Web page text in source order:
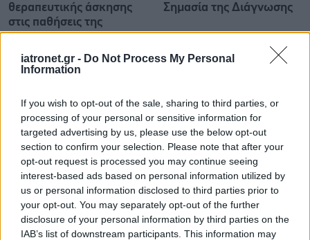
iatronet.gr - Do Not Process My Personal
Information
If you wish to opt-out of the sale, sharing to third parties, or
processing of your personal or sensitive information for
targeted advertising by us, please use the below opt-out
section to confirm your selection. Please note that after your
opt-out request is processed you may continue seeing
interest-based ads based on personal information utilized by
us or personal information disclosed to third parties prior to
your opt-out. You may separately opt-out of the further
disclosure of your personal information by third parties on the
IAB’s list of downstream participants. This information may
θεραπευτικής άσκησης
στις παθήσεις της
σπονδυλικής στήλης
Σημασία της Διάγνωσης
Παρασκευή, 04 Ιανουαρίου 2013
Σκολίωση και
πραγματικότητα
Τρίτη, 09 Οκτωβρίου 2012
Ενέσεις στη σπονδυλική
στήλη για γρήγορη
ανακούφιση από τον
πόνο της μέσης